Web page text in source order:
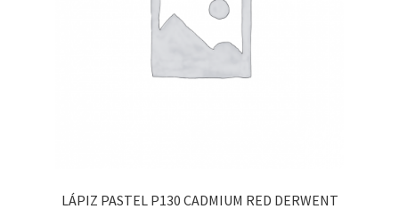
LÁPIZ PASTEL P130 CADMIUM RED DERWENT